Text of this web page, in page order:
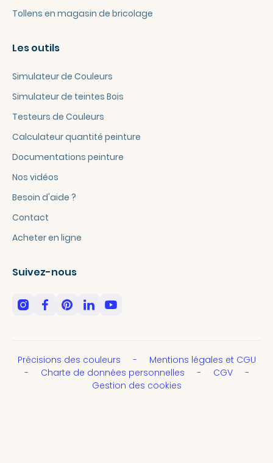
Tollens en magasin de bricolage
Les outils
Simulateur de Couleurs
Simulateur de teintes Bois
Testeurs de Couleurs
Calculateur quantité peinture
Documentations peinture
Nos vidéos
Besoin d'aide ?
Contact
Acheter en ligne
Suivez-nous
Précisions des couleurs
Mentions légales et CGU
Charte de données personnelles
CGV
Gestion des cookies